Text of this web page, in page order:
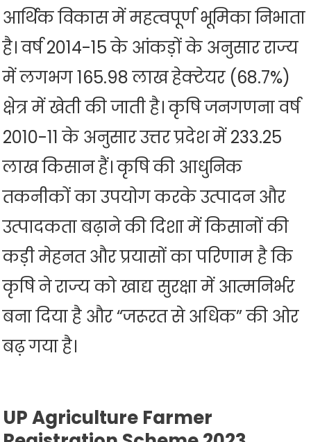
आर्थिक विकास में महत्वपूर्ण भूमिका निभाता
है। वर्ष 2014-15 के आंकड़ों के अनुसार राज्य
में लगभग 165.98 लाख हेक्टेयर (68.7%)
क्षेत्र में खेती की जाती है। कृषि जनगणना वर्ष
2010-11 के अनुसार उत्तर प्रदेश में 233.25
लाख किसान हैं। कृषि की आधुनिक
तकनीकों का उपयोग करके उत्पादन और
उत्पादकता बढ़ाने की दिशा में किसानों की
कड़ी मेहनत और प्रयासों का परिणाम है कि
कृषि ने राज्य को खाद्य सुरक्षा में आत्मनिर्भर
बना दिया है और “जरूरत से अधिक” की ओर
बढ़ गया है।
UP Agriculture Farmer